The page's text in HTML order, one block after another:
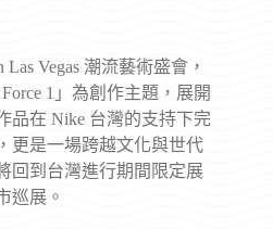
Vegas 潮流藝術盛會，
1」為創作主題，展開
品在 Nike 台灣的支持下完
更是一場跨越文化與世代
回到台灣進行期間限定展
巡展。